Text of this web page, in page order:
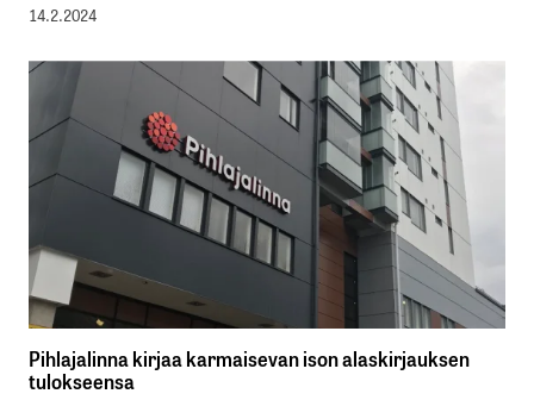
14.2.2024
Pihlajalinna kirjaa karmaisevan ison alaskirjauksen
tulokseensa